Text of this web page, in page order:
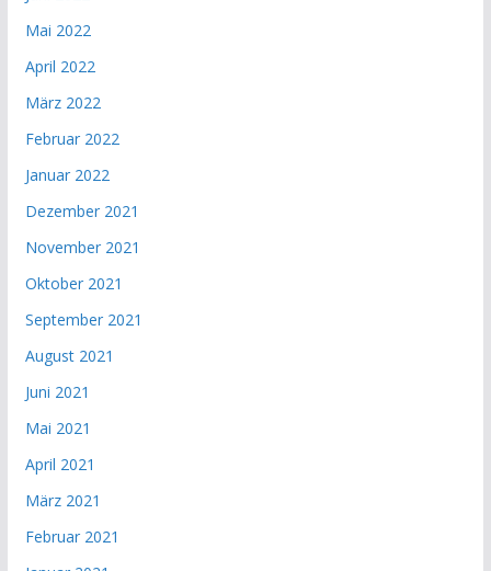
Mai 2022
April 2022
März 2022
Februar 2022
Januar 2022
Dezember 2021
November 2021
Oktober 2021
September 2021
August 2021
Juni 2021
Mai 2021
April 2021
März 2021
Februar 2021